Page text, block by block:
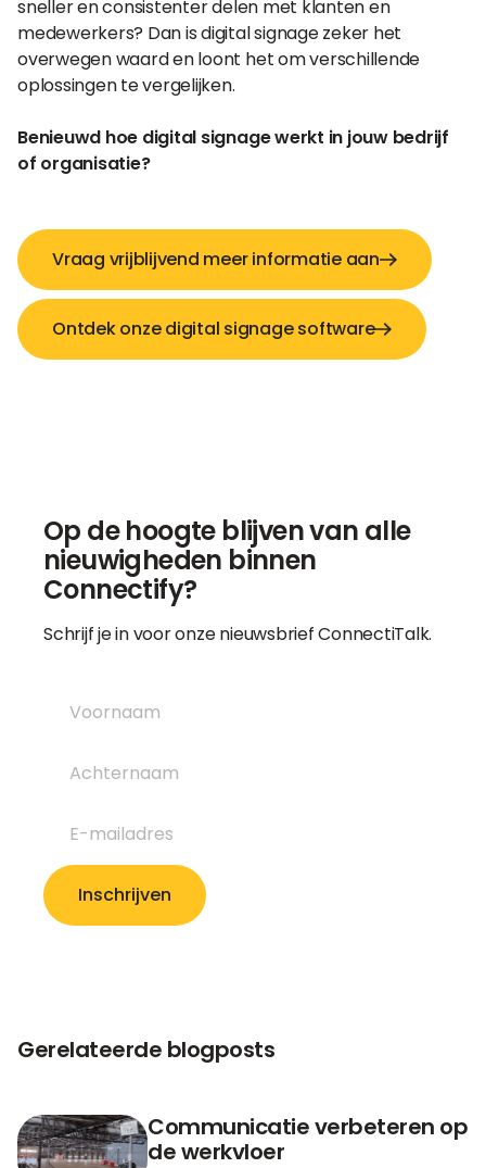
sneller en consistenter delen met klanten en
medewerkers? Dan is digital signage zeker het
overwegen waard en loont het om verschillende
oplossingen te vergelijken.
Benieuwd hoe digital signage werkt in jouw bedrijf
of organisatie?
Vraag vrijblijvend meer informatie aan
Ontdek onze digital signage software
Op de hoogte blijven van alle
nieuwigheden binnen
Connectify?
Schrijf je in voor onze nieuwsbrief ConnectiTalk.
Gerelateerde blogposts
Communicatie verbeteren op
de werkvloer